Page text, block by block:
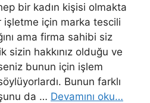
bir kadın kişisi olmakta
için marka tescili
ama firma sahibi siz
sizin hakkınız olduğu ve
bunun için işlem
Bunun farklı
da … Devamını oku…